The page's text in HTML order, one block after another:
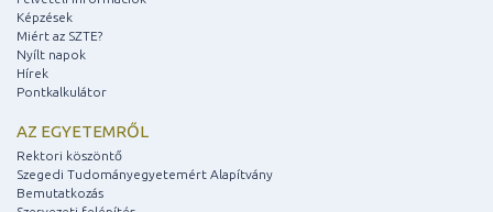
Képzések
Miért az SZTE?
Nyílt napok
Hírek
Pontkalkulátor
AZ EGYETEMRŐL
Rektori köszöntő
Szegedi Tudományegyetemért Alapítvány
Bemutatkozás